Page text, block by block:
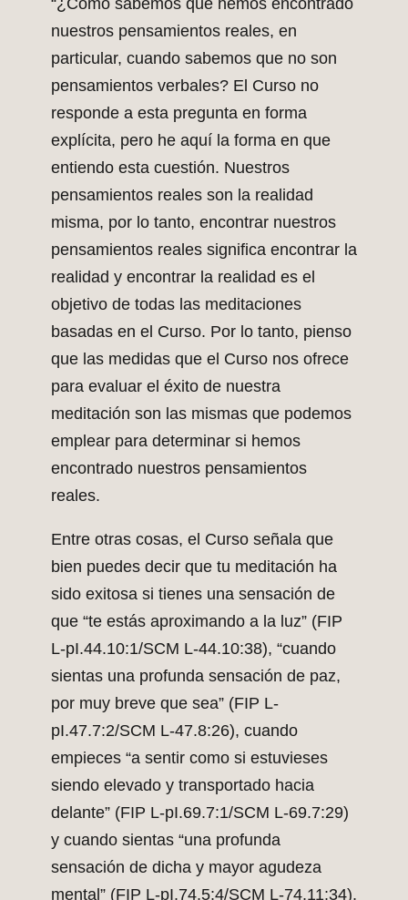
“¿Cómo sabemos que hemos encontrado
nuestros pensamientos reales, en
particular, cuando sabemos que no son
pensamientos verbales? El Curso no
responde a esta pregunta en forma
explícita, pero he aquí la forma en que
entiendo esta cuestión. Nuestros
pensamientos reales son la realidad
misma, por lo tanto, encontrar nuestros
pensamientos reales significa encontrar la
realidad y encontrar la realidad es el
objetivo de todas las meditaciones
basadas en el Curso. Por lo tanto, pienso
que las medidas que el Curso nos ofrece
para evaluar el éxito de nuestra
meditación son las mismas que podemos
emplear para determinar si hemos
encontrado nuestros pensamientos
reales.
Entre otras cosas, el Curso señala que
bien puedes decir que tu meditación ha
sido exitosa si tienes una sensación de
que “te estás aproximando a la luz” (FIP
L-pI.44.10:1/SCM L-44.10:38), “cuando
sientas una profunda sensación de paz,
por muy breve que sea” (FIP L-
pI.47.7:2/SCM L-47.8:26), cuando
empieces “a sentir como si estuvieses
siendo elevado y transportado hacia
delante” (FIP L-pI.69.7:1/SCM L-69.7:29)
y cuando sientas “una profunda
sensación de dicha y mayor agudeza
mental” (FIP L-pI.74.5:4/SCM L-74.11:34).